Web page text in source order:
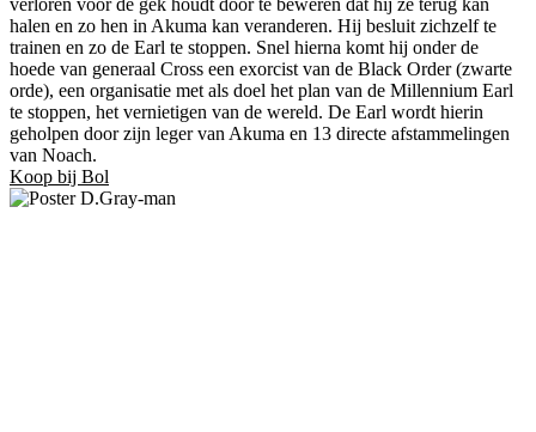
halen en zo hen in Akuma kan veranderen. Hij besluit zichzelf te
trainen en zo de Earl te stoppen. Snel hierna komt hij onder de
hoede van generaal Cross een exorcist van de Black Order (zwarte
orde), een organisatie met als doel het plan van de Millennium Earl
te stoppen, het vernietigen van de wereld. De Earl wordt hierin
geholpen door zijn leger van Akuma en 13 directe afstammelingen
van Noach.
Koop bij Bol